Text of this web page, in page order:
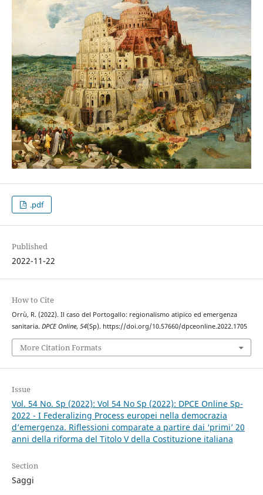
.pdf
Published
2022-11-22
How to Cite
Orrù, R. (2022). Il caso del Portogallo: regionalismo atipico ed emergenza
sanitaria. DPCE Online, 54(Sp). https://doi.org/10.57660/dpceonline.2022.1705
More Citation Formats
Issue
Vol. 54 No. Sp (2022): Vol 54 No Sp (2022): DPCE Online Sp-
2022 - I Federalizing Process europei nella democrazia
d’emergenza. Riflessioni comparate a partire dai ‘primi’ 20
anni della riforma del Titolo V della Costituzione italiana
Section
Saggi